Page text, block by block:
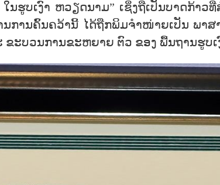
ບເງົາ ຫວຽດນາມ” ເຊິ່ງຖືເປັນບາດກ້າວ
ການຄົ້ນຄວ້ານີ້ ໄດ້ຖືກພິມຈຳໜ່າຍເປັນ ພາສ
ະບວນການຂະຫຍາຍ ຕົວ ຂອງ ພື້ນຖານຮູບເ